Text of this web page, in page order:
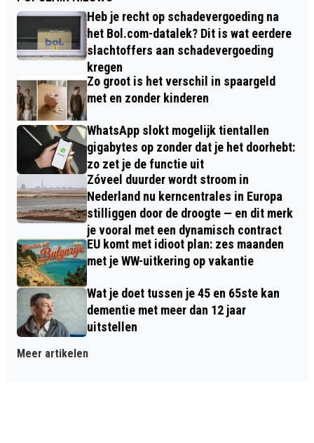
Heb je recht op schadevergoeding na
het Bol.com-datalek? Dit is wat eerdere
slachtoffers aan schadevergoeding
kregen
Zo groot is het verschil in spaargeld
met en zonder kinderen
WhatsApp slokt mogelijk tientallen
gigabytes op zonder dat je het doorhebt:
zo zet je de functie uit
Zóveel duurder wordt stroom in
Nederland nu kerncentrales in Europa
stilliggen door de droogte — en dit merk
je vooral met een dynamisch contract
EU komt met idioot plan: zes maanden
met je WW-uitkering op vakantie
Wat je doet tussen je 45 en 65ste kan
dementie met meer dan 12 jaar
uitstellen
Meer artikelen